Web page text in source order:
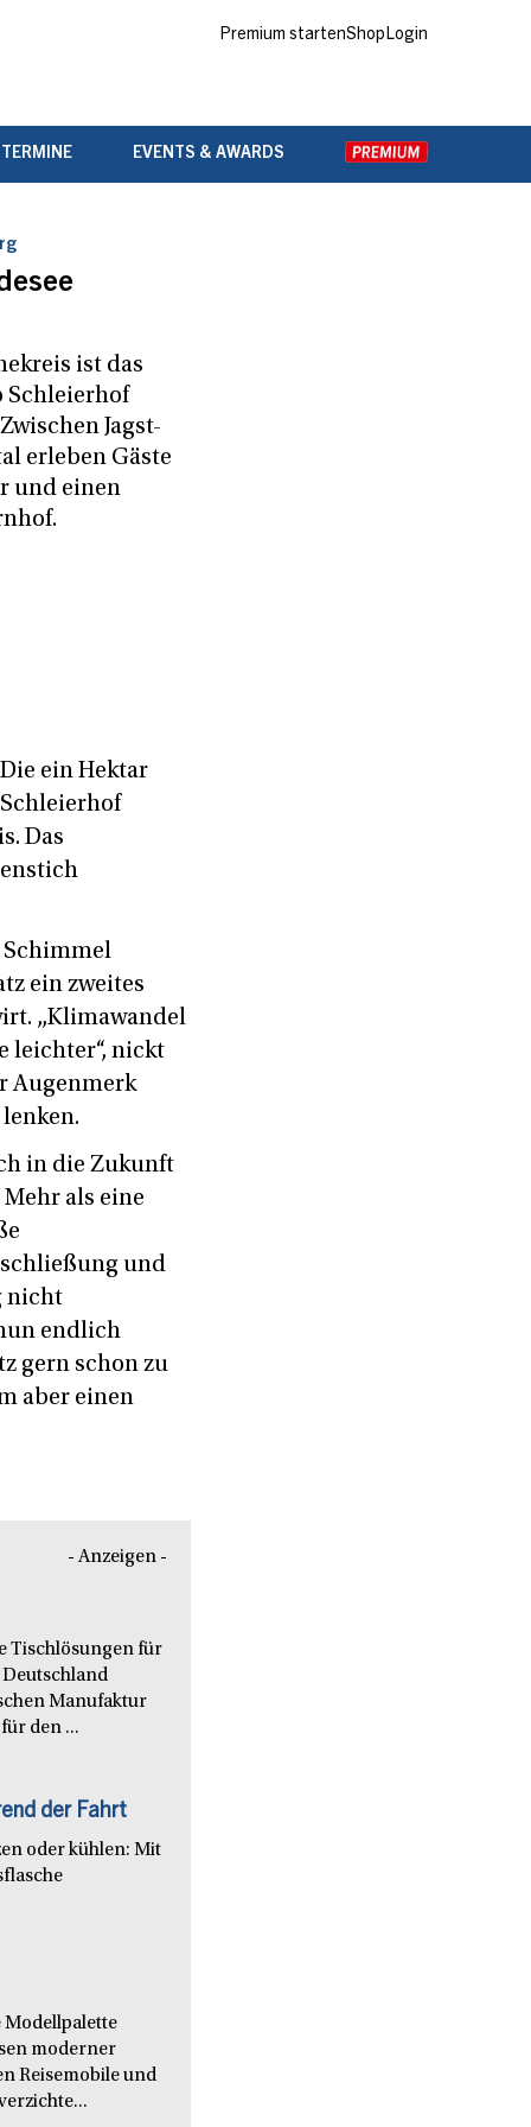
Premium startenShopLogin
EVENTS & AWARDS
ist das
Schleierhof
Jagst-
erleben Gäste
und einen
ein Hektar
Das
Schimmel
ein zweites
„Klimawandel
leichter“, nickt
Augenmerk
in die Zukunft
als eine
und
nicht
endlich
gern schon zu
aber einen
- Anzeigen -
Tischlösungen für
Manufaktur
den ...
der Fahrt
oder kühlen: Mit
Modellpalette
moderner
Reisemobile und